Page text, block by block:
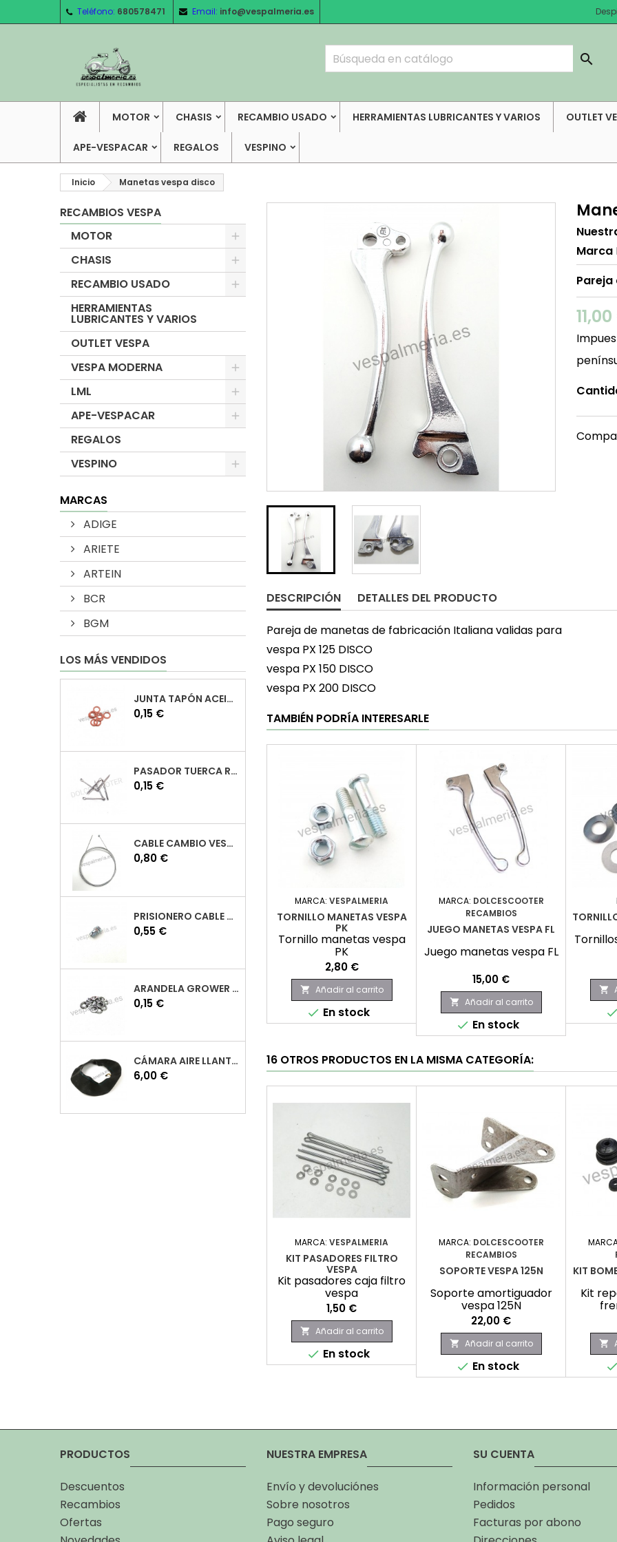
Teléfono: 680578471 Email: info@vespalmeria.es

MOTOR CHASIS RECAMBIO USADO HERRAMIENTAS LUBRICANTES Y VARIOS OUTLET
APE-VESPACAR REGALOS VESPINO
Inicio Manetas vespa disco
RECAMBIOS VESPA
MOTOR
CHASIS
RECAMBIO USADO
HERRAMIENTAS
LUBRICANTES Y VARIOS
OUTLET VESPA
VESPA MODERNA
LML
APE-VESPACAR
REGALOS
VESPINO
MARCAS
ADIGE
ARIETE
ARTEIN
BCR
BGM
LOS MÁS VENDIDOS
JUNTA TAPÓN ACEITE VESPA
Precio
0,15 €
PASADOR TUERCA RUEDA VESPA
Precio
0,15 €
CABLE CAMBIO VESPA
Precio
0,80 €
PRISIONERO CABLE CAMBIO VESPA
Precio
0,55 €
ARANDELA GROWER M7 INOX VESPA
Precio
0,15 €
CÁMARA AIRE LLANTA 10 VESPA
Precio
6,00 €
Marca
Pareja
DESCRIPCIÓN DETALLES DEL PRODUCTO
Pareja de manetas de fabricación Italiana validas para
vespa PX 125 DISCO
vespa PX 150 DISCO
vespa PX 200 DISCO
TAMBIÉN PODRÍA INTERESARLE
MARCA: VESPALMERIA
TORNILLO MANETAS VESPA
PK
Tornillo manetas vespa
PK
Precio
2,80 €
 Añadir al carrito
 En stock
MARCA: DOLCESCOOTER
RECAMBIOS
JUEGO MANETAS VESPA FL
Juego manetas vespa FL
Precio
15,00 €
 Añadir al carrito
 En stock


16 OTROS PRODUCTOS EN LA MISMA CATEGORÍA:
MARCA: VESPALMERIA
KIT PASADORES FILTRO
VESPA
Kit pasadores caja filtro
vespa
Precio
1,50 €
 Añadir al carrito
 En stock
MARCA: DOLCESCOOTER
RECAMBIOS
SOPORTE VESPA 125N
Soporte amortiguador
vespa 125N
Precio
22,00 €
 Añadir al carrito
 En stock
KIT
Kit


PRODUCTOS
Descuentos
Recambios
Ofertas
NUESTRA EMPRESA
Envío y devoluciónes
Sobre nosotros
Pago seguro
SU CUENTA
Información personal
Pedidos
Facturas por abono